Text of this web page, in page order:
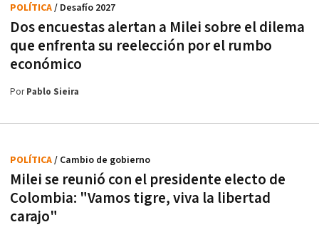
Dos encuestas alertan a Milei sobre el dilema
que enfrenta su reelección por el rumbo
económico
POLÍTICA/ Desafío 2027
PorPablo Sieira
Milei se reunió con el presidente electo de
Colombia: "Vamos tigre, viva la libertad
carajo"
POLÍTICA/ Cambio de gobierno